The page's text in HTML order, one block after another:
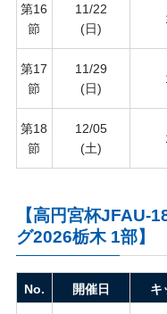
第16
節
11/22
(日)
第17
節
11/29
(日)
第18
節
12/05
(土)
【高円宮杯JFAU-
グ2026栃木 1部】
No. 開催日 キ